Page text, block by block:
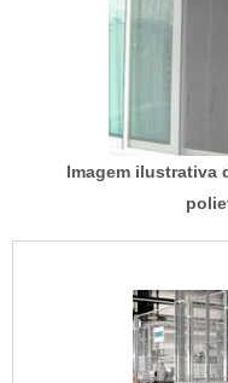
Imagem ilustrativa